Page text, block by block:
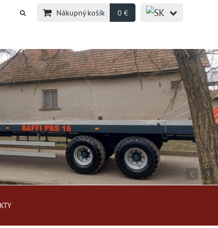
Nákupný košík 0 €